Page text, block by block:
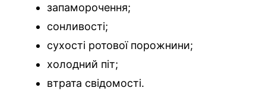
запаморочення;
сонливості;
сухості ротової порожнини;
холодний піт;
втрата свідомості.